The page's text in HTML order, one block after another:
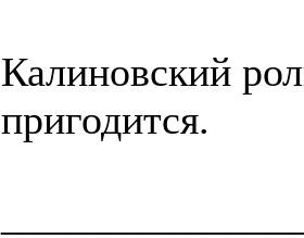
Калиновский
пригодится.